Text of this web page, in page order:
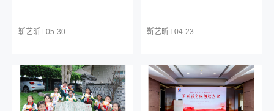
靳艺昕 | 05-30 靳艺昕 | 04-23
天天社如何打造少儿知识漫画产品线
的女孩》亮相第34届全国图书交易博览会
2026-08-07 17:56:32
诗画童心忆江南——《新绘儿童杂事诗》新书